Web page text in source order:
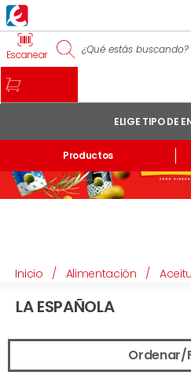
Pedidos online
Mis productos comprados
Listas
Escanear
Productos
ELIGE TIPO DE
Inicio / Alimentación /
LA ESPAÑOLA
Ordenar/